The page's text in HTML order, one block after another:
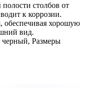
столбов от
к коррозии.
обеспечивая хорошую
вид.
Размеры